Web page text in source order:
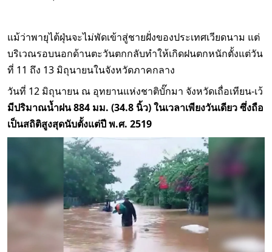
แม้ว่าพายุไต้ฝุ่นจะไม่พัดเข้าสู่ชายฝั่งของประเทศเวียดนาม แต่
บริเวณรอบนอกด้านตะวันตกกลับทำให้เกิดฝนตกหนักตั้งแต่วัน
ที่ 11 ถึง 13 มิถุนายนในจังหวัดภาคกลาง
วันที่ 12 มิถุนายน ณ อุทยานแห่งชาติบั๊กมา จังหวัดเถื่อเทียน-เว้
มีปริมาณน้ำฝน 884 มม. (34.8 นิ้ว) ในเวลาเพียงวันเดียว ซึ่งถือ
เป็นสถิติสูงสุดนับตั้งแต่ปี พ.ศ. 2519